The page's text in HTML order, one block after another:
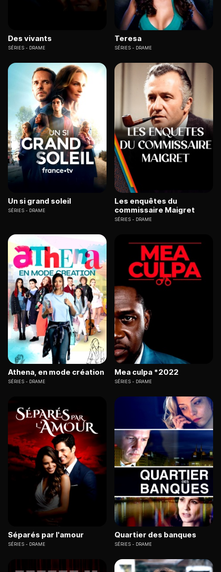
Des vivants
SÉRIES DRAME
Teresa
SÉRIES DRAME
Un si grand soleil
SÉRIES DRAME
Les enquêtes du
commissaire Maigret
SÉRIES DRAME
Athena, en mode création
SÉRIES DRAME
Mea culpa *2022
SÉRIES DRAME
Séparés par l'amour
SÉRIES DRAME
Quartier des banques
SÉRIES DRAME